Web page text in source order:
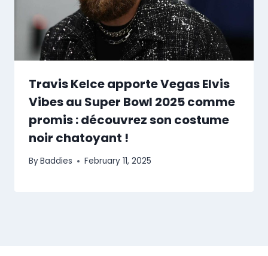
Travis Kelce apporte Vegas Elvis
Vibes au Super Bowl 2025 comme
promis : découvrez son costume
noir chatoyant !
ByBaddies February 11, 2025